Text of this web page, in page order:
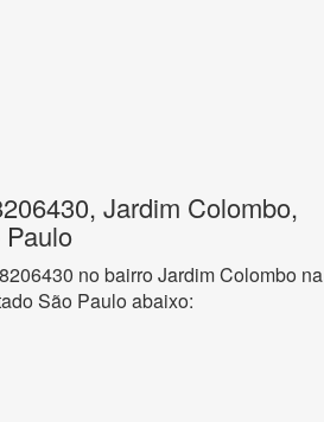
Jardim Colombo,
no bairro Jardim Colombo na
São Paulo abaixo: